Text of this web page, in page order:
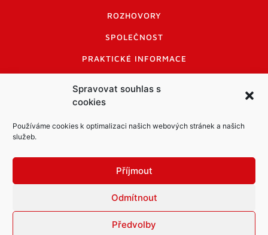
Spravovat souhlas s
cookies
Používáme cookies k optimalizaci našich webových stránek a našich
služeb.
Příjmout
Odmítnout
Předvolby
ROZHOVORY
SPOLEČNOST
PRAKTICKÉ INFORMACE
INFORMACE A KODEX DISKUTUJÍCÍCH
LOGO A LOGO MANUÁL
Informace o zpracování osobních údajů